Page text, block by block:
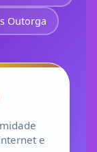
Outorga
e